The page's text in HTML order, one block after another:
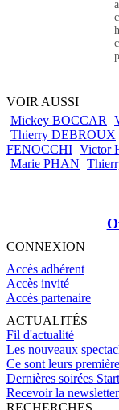
VOIR AUSSI
Mickey BOCCAR
Thierry DEBROUX
FENOCCHI Victor
Marie PHAN
CONNEXION
Accès adhérent
Accès invité
Accès partenaire
ACTUALITÉS
Fil d'actualité
Les nouveaux
Ce sont leurs
Dernières soirées
Recevoir la newsletter